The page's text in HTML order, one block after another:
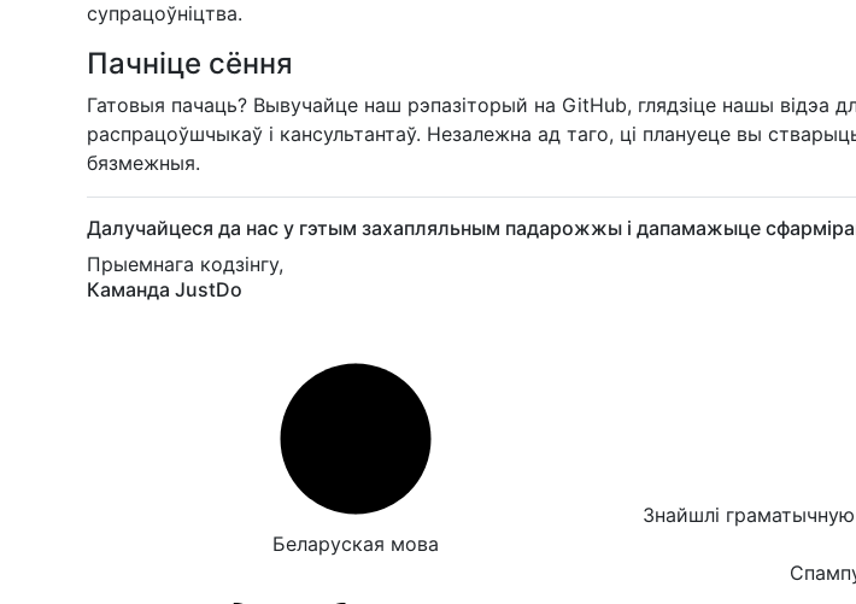
супрацоўніцтва.
Пачніце сёння
Гатовыя пачаць? Вывучайце наш рэпазіторый на GitHub, глядзіце нашы відэа
распрацоўшчыкаў і кансультантаў. Незалежна ад таго, ці плануеце вы
бязмежныя.
Далучайцеся да нас у гэтым захапляльным падарожжы і дапамажыце
Прыемнага кодзінгу,
Каманда JustDo
Беларуская мова
Знайшлі